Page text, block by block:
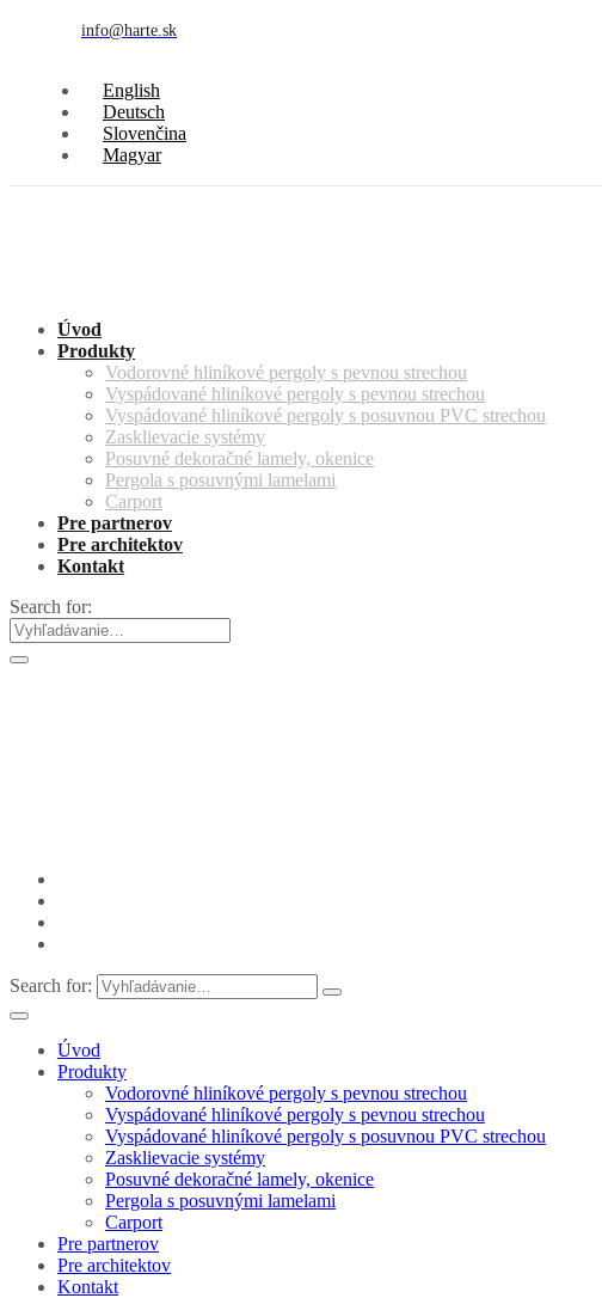
info@harte.sk
English
Deutsch
Slovenčina
Magyar
Úvod
Produkty
Vodorovné hliníkové pergoly s pevnou strechou
Vyspádované hliníkové pergoly s pevnou strechou
Vyspádované hliníkové pergoly s posuvnou PVC strechou
Zasklievacie systémy
Posuvné dekoračné lamely, okenice
Pergola s posuvnými lamelami
Carport
Pre partnerov
Pre architektov
Kontakt
Search for:
Search for:
Úvod
Produkty
Vodorovné hliníkové pergoly s pevnou strechou
Vyspádované hliníkové pergoly s pevnou strechou
Vyspádované hliníkové pergoly s posuvnou PVC strechou
Zasklievacie systémy
Posuvné dekoračné lamely, okenice
Pergola s posuvnými lamelami
Carport
Pre partnerov
Pre architektov
Kontakt